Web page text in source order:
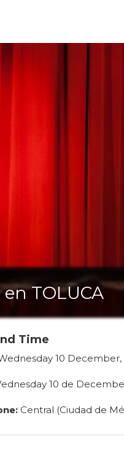
TOLUCA
Time
10 December,
10 de
Central (Ciudad de